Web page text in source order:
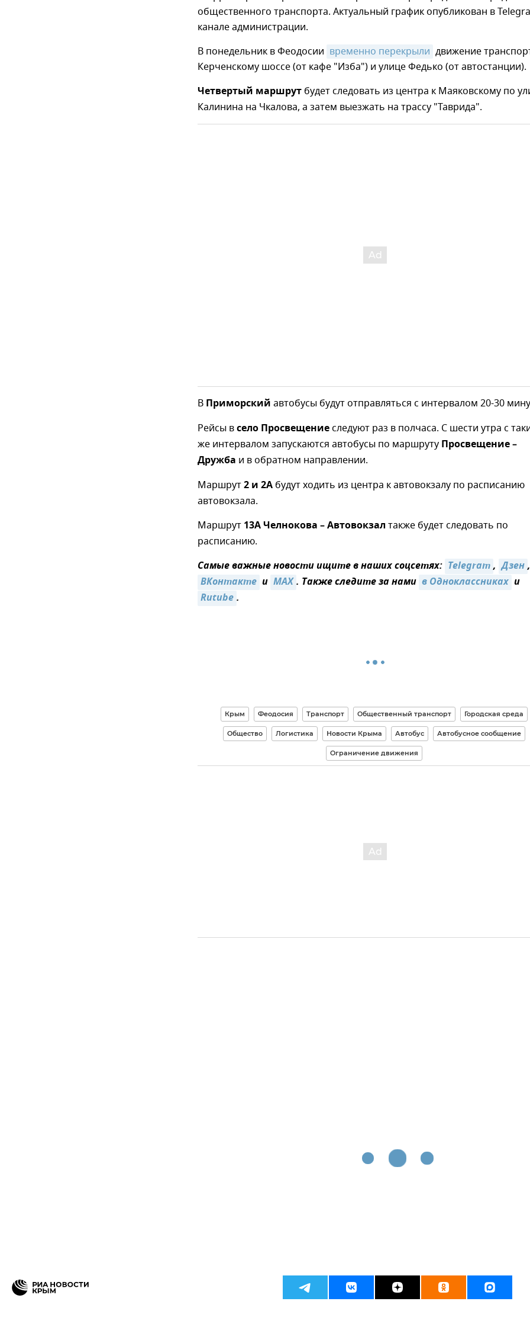
общественного транспорта. Актуальный график опубликован в
канале администрации.
В понедельник в Феодосии временно перекрыли движение
Керченскому шоссе (от кафе "Изба") и улице Федько (от автостанции).
Четвертый маршрут будет следовать из центра к Маяковскому по
Калинина на Чкалова, а затем выезжать на трассу "Таврида".
В Приморский автобусы будут отправляться с интервалом 20-30
Рейсы всело Просвещение следуют раз в полчаса. С шести утра с
же интервалом запускаются автобусы по маршруту Просвещение –
Дружба и в обратном направлении.
Маршрут2 и 2А будут ходить из центра к автовокзалу по расписанию
автовокзала.
Маршрут 13А Челнокова – Автовокзал также будет следовать по
расписанию.
Самые важные новости ищите в наших соцсетях: Telegram, Дзен,
ВКонтакте и MAX. Также следите за нами в Одноклассниках и
Rutube.
Крым Феодосия Транспорт Общественный транспорт Городская среда
Общество Логистика Новости Крыма Автобус Автобусное сообщение
Ограничение движения